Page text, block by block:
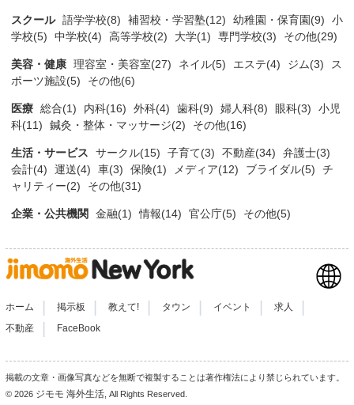
スクール 語学学校(8) 補習校・学習塾(12) 幼稚園・保育園(9)
小
学校(5)
中学校(4) 高等学校(2) 大学(1) 専門学校(3) その他(29)
美容・健康 理容室・美容室(27) ネイル(5) エステ(4) ジム(3)
ス
ポーツ施設(5)
その他(6)
医療 総合(1) 内科(16) 外科(4) 歯科(9) 婦人科(8) 眼科(3)
小児
科(11)
鍼灸・整体・マッサージ(2) その他(16)
生活・サービス サークル(15) 子育て(3) 不動産(34)
弁護士(3)
会計(4)
運送(4) 車(3) 保険(1) メディア(12) ブライダル(5)
チ
ャリティー(2)
その他(31)
企業・公共機関 金融(1) 情報(14) 官公庁(5) その他(5)
ホーム 掲示板 教えて! タウン イベント 求人
不動産 FaceBook
掲載の文章・画像写真などを無断で複製することは著作権法により禁じられています。
© 2026 ジモモ 海外生活 , All Rights Reserved.